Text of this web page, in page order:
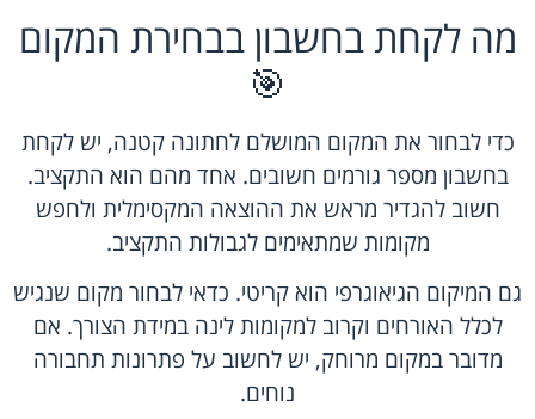
מה לקחת בחשבון בבחירת המקום
🎯
כדי לבחור את המקום המושלם לחתונה קטנה, יש לקחת
בחשבון מספר גורמים חשובים. אחד מהם הוא התקציב.
חשוב להגדיר מראש את ההוצאה המקסימלית ולחפש
מקומות שמתאימים לגבולות התקציב.
גם המיקום הגיאוגרפי הוא קריטי. כדאי לבחור מקום שנגיש
לכלל האורחים וקרוב למקומות לינה במידת הצורך. אם
מדובר במקום מרוחק, יש לחשוב על פתרונות תחבורה
נוחים.